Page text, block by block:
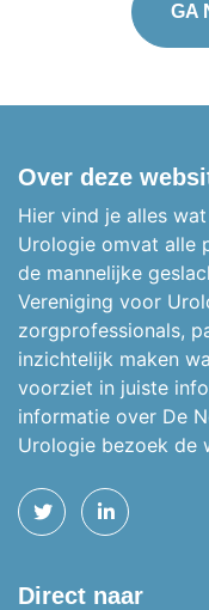
GA
Over deze
Hier vind je alles
Urologie omvat alle
de mannelijke
Vereniging voor
zorgprofessionals,
inzichtelijk maken
voorziet in juiste
informatie over De
Urologie bezoek de
TWITTERLINKEDIN
Direct naar